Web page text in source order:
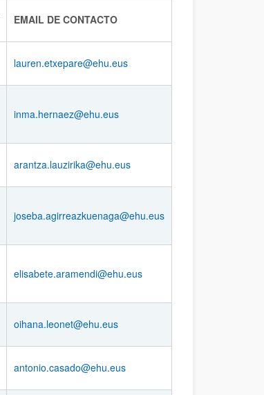
EMAIL DE CONTACTO
lauren.etxepare@ehu.eus
inma.hernaez@ehu.eus
arantza.lauzirika@ehu.eus
joseba.agirreazkuenaga@ehu.eus
elisabete.aramendi@ehu.eus
oihana.leonet@ehu.eus
antonio.casado@ehu.eus